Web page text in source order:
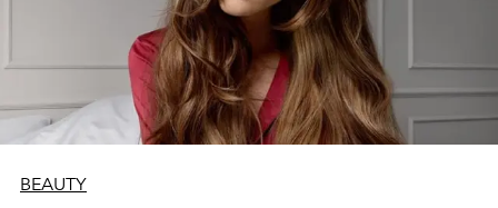
BEAUTY